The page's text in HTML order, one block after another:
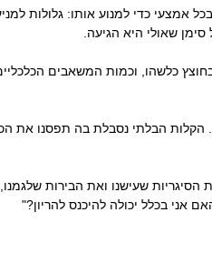
אמצעי כדי למנוע אותו: גלולות
שאולי היא הגיעה.
כלשהו, וכמות המשאבים
הקלות הבלתי נסבלת בה תפסנו את
הסיגריות שעישנו ואת הבירות
אני בכלל יכולה להיכנס להריון?"